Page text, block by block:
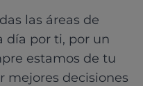
las áreas de
día por ti, por un
estamos de tu
mejores decisiones